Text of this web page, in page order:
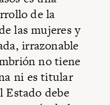
de la
las mujeres y
irrazonable
no tiene
ni es titular
Estado debe